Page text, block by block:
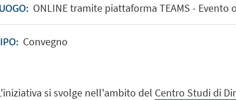
ONLINE tramite piattaforma TEAMS - Evento
Convegno
si svolge nell'ambito del Centro Studi di